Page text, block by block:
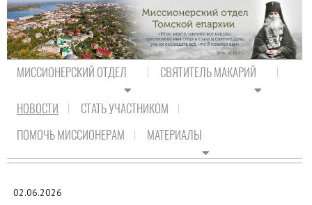
МИССИОНЕРСКИЙ ОТДЕЛ СВЯТИТЕЛЬ МАКАРИЙ
НОВОСТИ
СТАТЬ УЧАСТНИКОМ
ПОМОЧЬ МИССИОНЕРАМ
МАТЕРИАЛЫ
НОВОСТИ ПРАВОСЛАВИЯ
02.06.2026